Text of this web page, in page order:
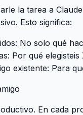
la tarea a
Esto significa:
: No solo qué
: Por qué
existente: Para
En cada